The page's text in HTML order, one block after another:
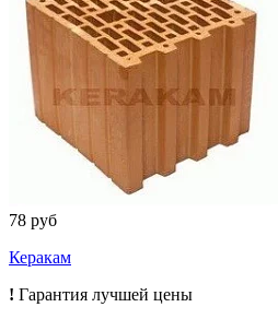
78 руб
Керакам
! Гарантия лучшей цены